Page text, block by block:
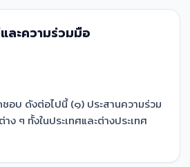
ละความร่วมมือ
อบ ดังต่อไปนี้ (๑) ประสานความร่วม
ง ๆ ทั้งในประเทศและต่างประเทศ